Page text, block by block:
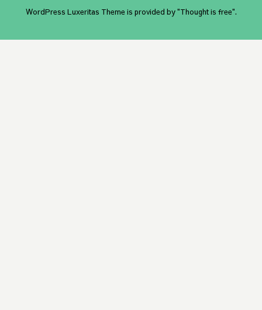
WordPress Luxeritas Theme is provided by "Thought is free".